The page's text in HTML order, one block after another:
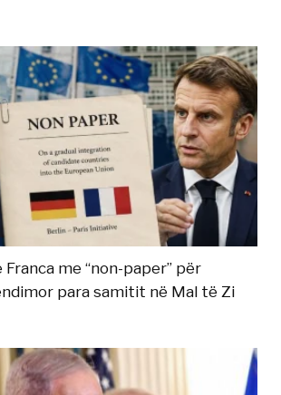
Franca me “non-paper” për
para samitit në Mal të Zi